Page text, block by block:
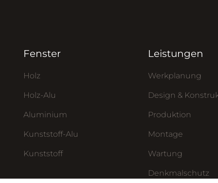
Fenster
Holz
Holz-Alu
Aluminium
Kunststoff-Alu
Kunststoff
Leistungen
Werkplanung
Design &
Produktion
Montage
Wartung
Denkmalschutz